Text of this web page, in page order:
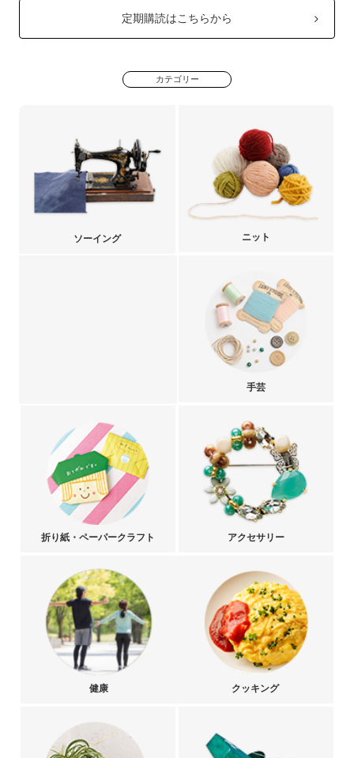
定期購読はこちらから
カテゴリー
ソーイング ニット
手芸
折り紙・ペーパークラフト アクセサリー
健康 クッキング